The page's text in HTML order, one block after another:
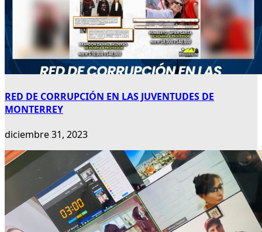
RED DE CORRUPCIÓN EN LAS JUVENTUDES DE
MONTERREY
diciembre 31, 2023